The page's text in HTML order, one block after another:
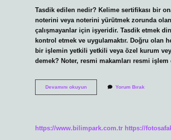
Tasdik edilen nedir? Kelime sertifikası bir
noterini veya noterini yürütmek zorunda
çalışmayanlar için işyeridir. Tasdik etmek
kontrol etmek ve uygulamaktır. Doğru olan
bir işlemin yetkili yetkili veya özel kurum
demek? Noter, resmi makamları resmi
Devamını okuyunTasdik
Edilmesi
Yorum Bırak
https://www.bilimpark.com.tr https://